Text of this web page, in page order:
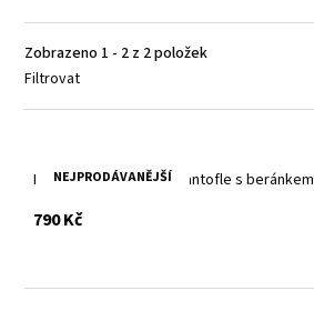
Zobrazeno 1 - 2 z 2 položek
Filtrovat
NEJPRODÁVANĚJŠÍ
Kožené šedé domácí pantofle s beránkem
790 Kčs DPH